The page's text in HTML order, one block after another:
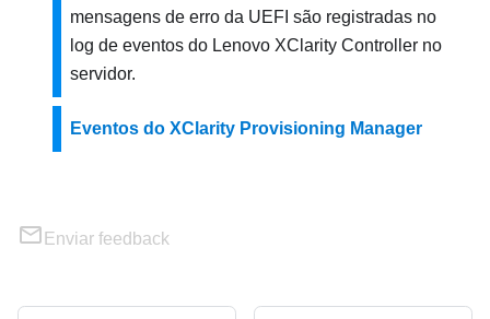
mensagens de erro da UEFI são registradas no
log de eventos do Lenovo XClarity Controller no
servidor.
Eventos do XClarity Provisioning Manager
Enviar feedback